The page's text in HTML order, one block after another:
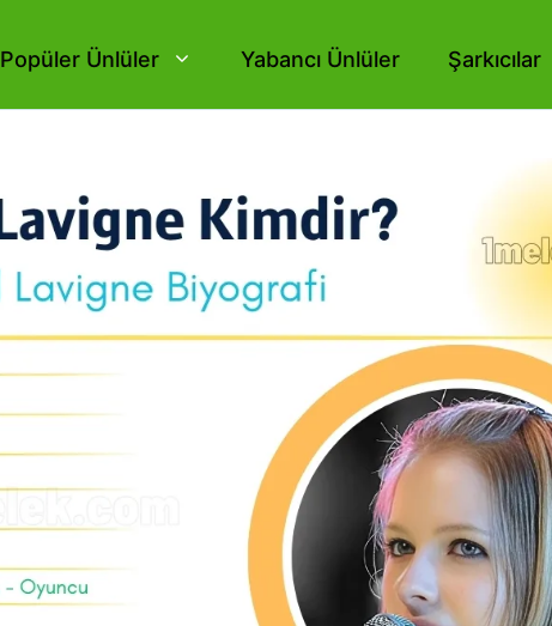
Popüler Ünlüler Yabancı Ünlüler Şarkıcılar